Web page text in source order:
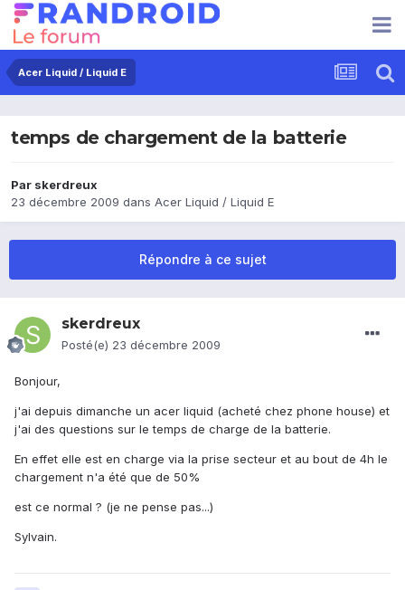
Acer Liquid / Liquid E
temps de chargement de la batterie
Par skerdreux
23 décembre 2009 dans Acer Liquid / Liquid E
Répondre à ce sujet
skerdreux
Posté(e) 23 décembre 2009
Bonjour,
j'ai depuis dimanche un acer liquid (acheté chez phone house) et
j'ai des questions sur le temps de charge de la batterie.
En effet elle est en charge via la prise secteur et au bout de 4h le
chargement n'a été que de 50%
est ce normal ? (je ne pense pas...)
Sylvain.